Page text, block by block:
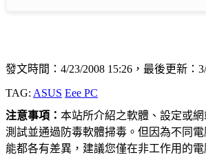
發文時間：4/23/2008 15:26，最後更新：
TAG: ASUS Eee PC
注意事項： 本站所介紹之軟體、設定或
測試並通過防毒軟體掃毒。但因為不同
能都各有差異，建議您僅在非工作用的